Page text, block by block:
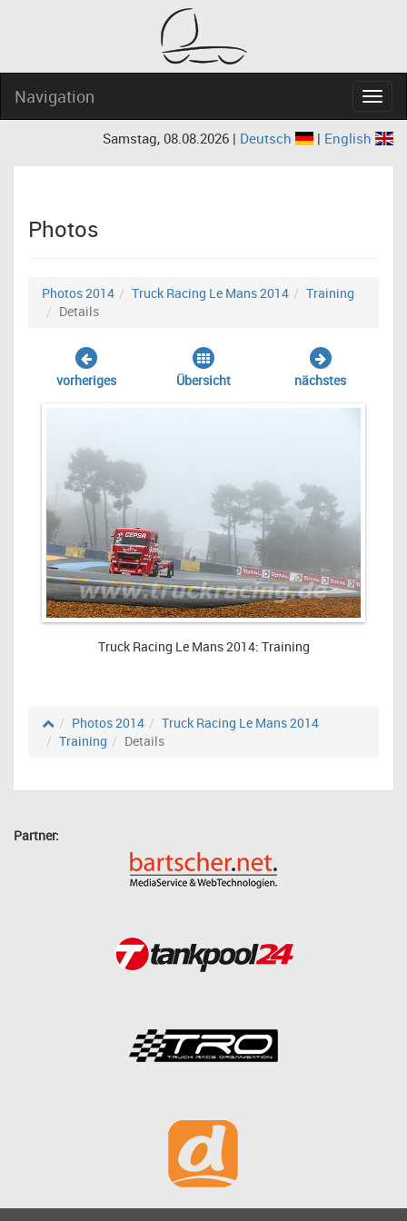
Navigation
Samstag, 08.08.2026 | Deutsch | English
Photos
Photos 2014 Truck Racing Le Mans 2014
Training
Details
vorheriges Übersicht nächstes
Truck Racing Le Mans 2014: Training
Photos 2014
Truck Racing Le Mans 2014
Training
Details
Partner: